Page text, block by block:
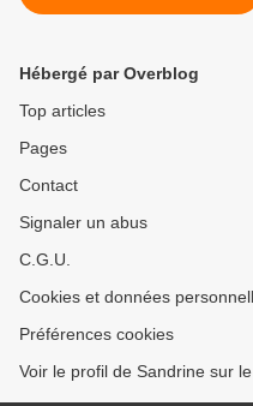
Hébergé par Overblog
Top articles
Pages
Contact
Signaler un abus
C.G.U.
Cookies et données
Préférences cookies
Voir le profil de Sandrine sur